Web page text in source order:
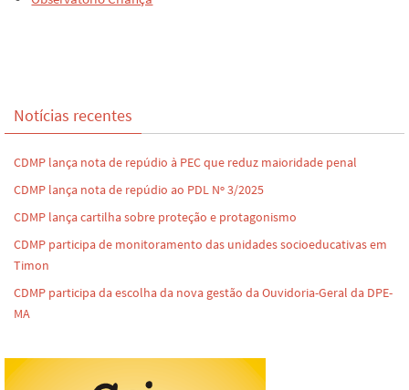
o
e
Notícias recentes
CDMP lança nota de repúdio à PEC que reduz maioridade penal
CDMP lança nota de repúdio ao PDL Nº 3/2025
CDMP lança cartilha sobre proteção e protagonismo
CDMP participa de monitoramento das unidades socioeducativas em
Timon
CDMP participa da escolha da nova gestão da Ouvidoria-Geral da DPE-
MA